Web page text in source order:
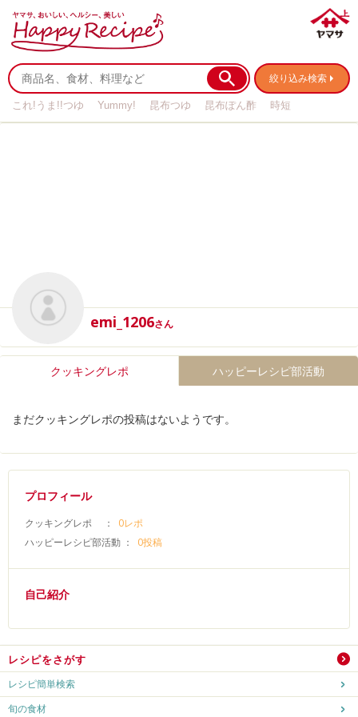
絞り込み検索
これ!うま!!つゆ Yummy! 昆布つゆ 昆布ぽん酢
時短
emi_1206さん
クッキングレポ ハッピーレシピ部活動
まだクッキングレポの投稿はないようです。
プロフィール
クッキングレポ ：
0レポ
ハッピーレシピ部活動 ：
0投稿
自己紹介
レシピをさがす
レシピ簡単検索
旬の食材